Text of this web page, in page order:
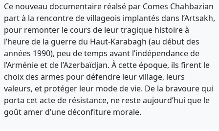
Ce nouveau documentaire réalsé par Comes Chahbazian
part à la rencontre de villageois implantés dans l’Artsakh,
pour remonter le cours de leur tragique histoire à
l’heure de la guerre du Haut-Karabagh (au début des
années 1990), peu de temps avant l’indépendance de
l’Arménie et de l’Azerbaïdjan. À cette époque, ils firent le
choix des armes pour défendre leur village, leurs
valeurs, et protéger leur mode de vie. De la bravoure qui
porta cet acte de résistance, ne reste aujourd’hui que le
goût amer d’une déconfiture morale.